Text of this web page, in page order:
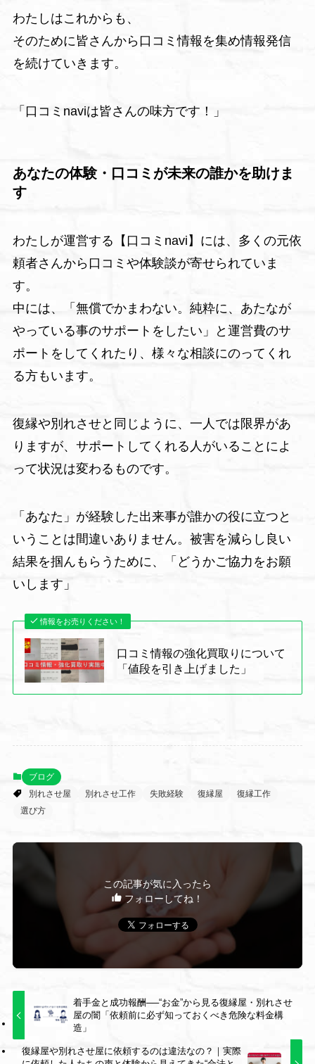
わたしはこれからも、
そのために皆さんから口コミ情報を集め情報発信
を続けていきます。
「口コミnaviは皆さんの味方です！」
あなたの体験・口コミが未来の誰かを助けま
す
わたしが運営する【口コミnavi】には、多くの元依
頼者さんから口コミや体験談が寄せられていま
す。
中には、「無償でかまわない。純粋に、あたなが
やっている事のサポートをしたい」と運営費のサ
ポートをしてくれたり、様々な相談にのってくれ
る方もいます。
復縁や別れさせと同じように、一人では限界があ
りますが、サポートしてくれる人がいることによ
って状況は変わるものです。
「あなた」が経験した出来事が誰かの役に立つと
いうことは間違いありません。被害を減らし良い
結果を掴んもらうために、「どうかご協力をお願
いします」
情報をお売りください！
口コミ情報の強化買取りについて
「値段を引き上げました」
ブログ
別れさせ屋
別れさせ工作 失敗経験 復縁屋
復縁工作
選び方
この記事が気に入ったら
フォローしてね！
着手金と成功報酬──“お金”から見る復縁屋・別れさせ
屋の闇「依頼前に必ず知っておくべき危険な料金構
造」
復縁屋や別れさせ屋に依頼するのは違法なの？｜実際